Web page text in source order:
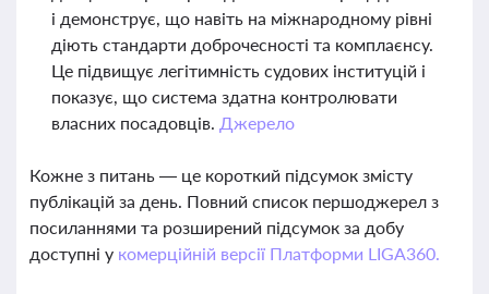
і демонструє, що навіть на міжнародному рівні
діють стандарти доброчесності та комплаєнсу.
Це підвищує легітимність судових інституцій і
показує, що система здатна контролювати
власних посадовців. Джерело
Кожне з питань — це короткий підсумок змісту
публікацій за день. Повний список першоджерел з
посиланнями та розширений підсумок за добу
доступні у комерційній версії Платформи LIGA360.